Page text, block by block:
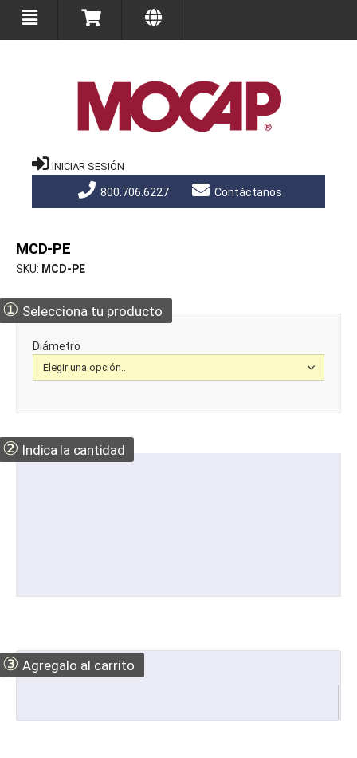
INICIAR SESIÓN
800.706.6227 Contáctanos
MCD-PE
SKU MCD-PE
① Selecciona tu producto
Diámetro
② Indica la cantidad
③ Agregalo al carrito